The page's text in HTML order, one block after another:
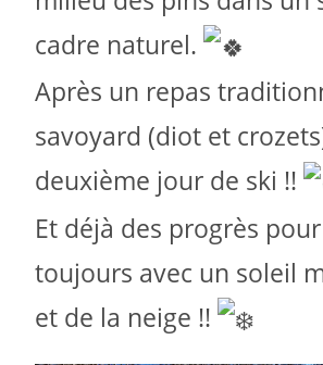
cadre naturel.
Après un repas
savoyard (diot et
deuxième jour de ski !!
Et déjà des progrès
toujours avec un soleil
et de la neige !!